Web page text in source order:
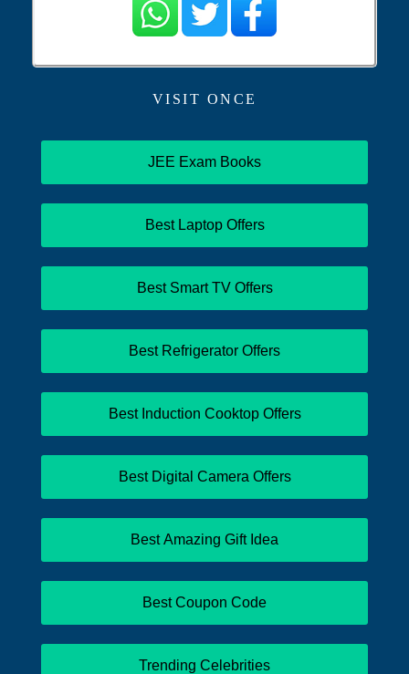
VISIT ONCE
JEE Exam Books
Best Laptop Offers
Best Smart TV Offers
Best Refrigerator Offers
Best Induction Cooktop Offers
Best Digital Camera Offers
Best Amazing Gift Idea
Best Coupon Code
Trending Celebrities